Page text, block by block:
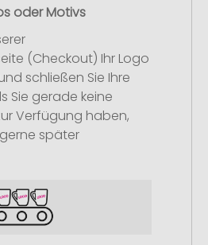
oder Motivs
(Checkout) Ihr Logo
schließen Sie Ihre
Sie gerade keine
Verfügung haben,
später